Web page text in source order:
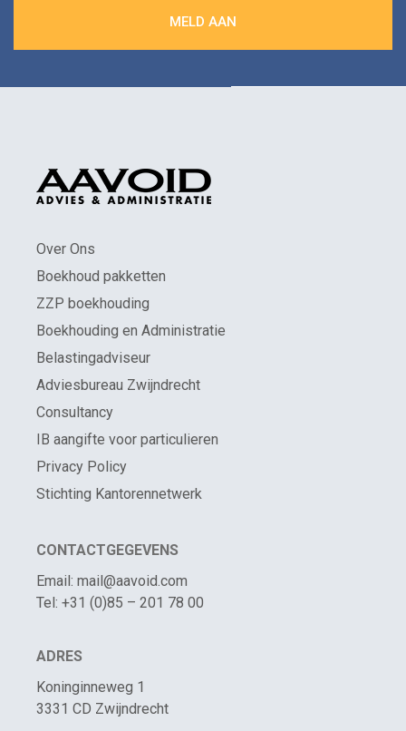
Over Ons
Boekhoud pakketten
ZZP boekhouding
Boekhouding en Administratie
Belastingadviseur
Adviesbureau Zwijndrecht
Consultancy
IB aangifte voor particulieren
Privacy Policy
Stichting Kantorennetwerk
CONTACTGEGEVENS
Email: mail@aavoid.com
Tel: +31 (0)85 – 201 78 00
ADRES
Koninginneweg 1
3331 CD Zwijndrecht